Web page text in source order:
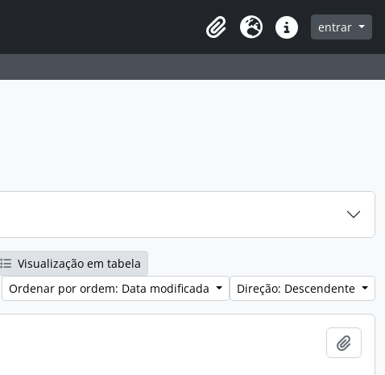
Clipboard
Idioma Ligações rápidas
entrar
Visualização em tabela
Ordenar por ordem: Data modificada
Direção: Descendente